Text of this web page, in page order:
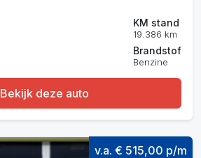
KM stand
19.386 km
Brandstof
Benzine
Bekijk deze auto
v.a. € 515,00 p/m